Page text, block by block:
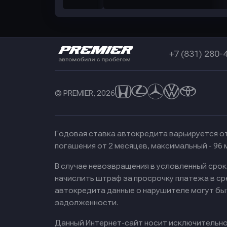
+7 (831) 280-
© PREMIER, 2026
Годовая ставка автокредита варьируется
погашения от 2 месяцев, максимальный - 96
В случае невозвращения в условленный
начислить штраф за просрочку платежа в
автокредита данные о нарушителе могут
задолженности.
Данный Интернет-сайт носит